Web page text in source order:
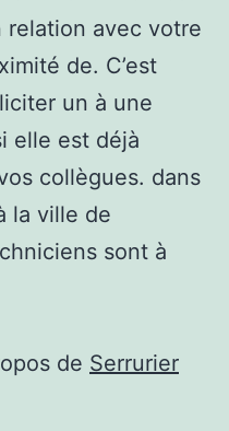
relation avec votre
de. C’est
un à une
elle est déjà
collègues. dans
la ville de
sont à
de Serrurier